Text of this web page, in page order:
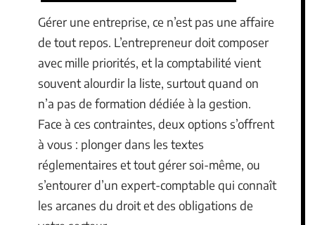
Gérer une entreprise, ce n’est pas une affaire
de tout repos. L’entrepreneur doit composer
avec mille priorités, et la comptabilité vient
souvent alourdir la liste, surtout quand on
n’a pas de formation dédiée à la gestion.
Face à ces contraintes, deux options s’offrent
à vous : plonger dans les textes
réglementaires et tout gérer soi-même, ou
s’entourer d’un expert-comptable qui connaît
les arcanes du droit et des obligations de